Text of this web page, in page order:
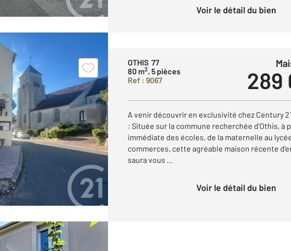
Voir le détail du bien
OTHIS 77
80 m2, 5 pièces
Ref : 9067
A venir découvrir en exclusivité chez Century
: Située sur la commune recherchée d'Othis, à
immédiate des écoles, de la maternelle au
commerces, cette agréable maison récente
saura vous ...
Voir le détail du bien